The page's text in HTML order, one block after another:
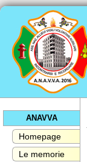
ANAVVA
Homepage
Le memorie